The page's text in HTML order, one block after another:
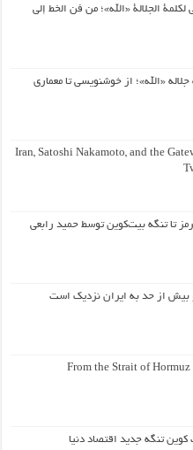
لكلمة الجلالة «الله»؛ من فن الخط إلى
«الله»؛ از خوشنویسی تا معماری
Iran, Satoshi Nakamoto, and the
تا تنگه بیت‌کوین توسط حمید رابعی
بیش از حد به ایران نزدیک است
From the Strait of
کوین تنگه جدید اقتصاد دنیا